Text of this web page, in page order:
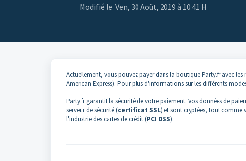
Modifié le Ven, 30 Août, 2019 à 10:41 H
Actuellement, vous pouvez payer dans la boutique Party.fr avec les
American Express). Pour plus d'informations sur les différents
Party.fr garantit la sécurité de votre paiement. Vos données de
serveur de sécurité (certificat SSL) et sont cryptées, tout comme
l'industrie des cartes de crédit (PCI DSS).